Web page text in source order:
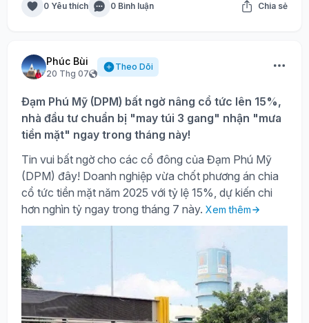
0 Yêu thích 0 Bình luận Chia sẻ
Phúc Bùi
20 Thg 07
Theo Dõi
Đạm Phú Mỹ (DPM) bất ngờ nâng cổ tức lên 15%,
nhà đầu tư chuẩn bị "may túi 3 gang" nhận "mưa
tiền mặt" ngay trong tháng này!
Tin vui bất ngờ cho các cổ đông của Đạm Phú Mỹ
(DPM) đây! Doanh nghiệp vừa chốt phương án chia
cổ tức tiền mặt năm 2025 với tỷ lệ 15%, dự kiến chi
hơn nghìn tỷ ngay trong tháng 7 này. Xem thêm